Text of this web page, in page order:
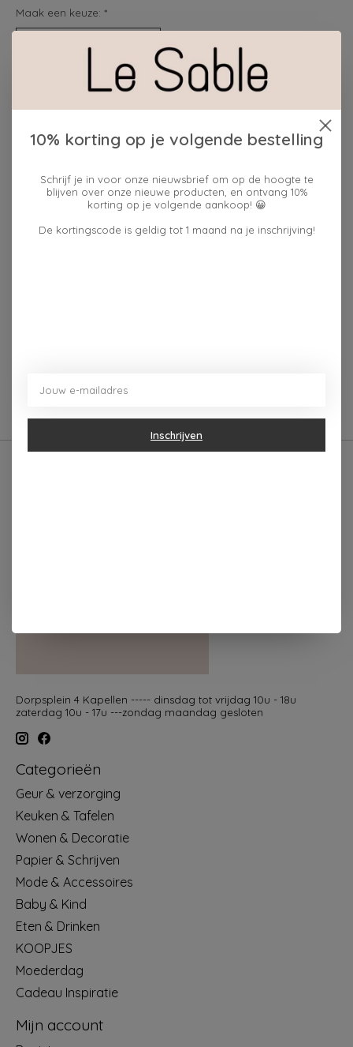
Maak een keuze: *
Toevoegen aan winkelwagen
beoordelingen
Dorpsplein 4 Kapellen ----- dinsdag tot vrijdag 10u - 18u
zaterdag 10u - 17u ---zondag maandag gesloten
Categorieën
Geur & verzorging
Keuken & Tafelen
Wonen & Decoratie
Papier & Schrijven
Mode & Accessoires
Baby & Kind
Eten & Drinken
KOOPJES
Moederdag
Cadeau Inspiratie
Mijn account
10% korting op je volgende bestelling
Schrijf je in voor onze nieuwsbrief om op de hoogte te
blijven over onze nieuwe producten, en ontvang 10%
korting op je volgende aankoop! 😀
De kortingscode is geldig tot 1 maand na je inschrijving!
Inschrijven